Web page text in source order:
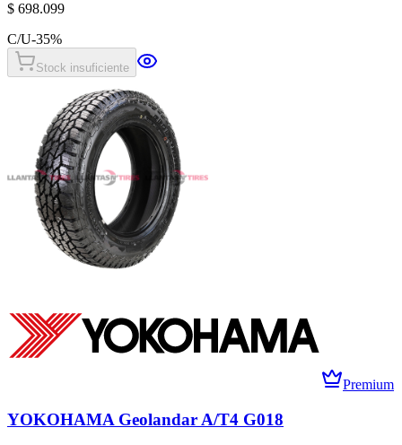
$ 698.099
C/U-35%
Stock insuficiente
Premium
YOKOHAMA Geolandar A/T4 G018